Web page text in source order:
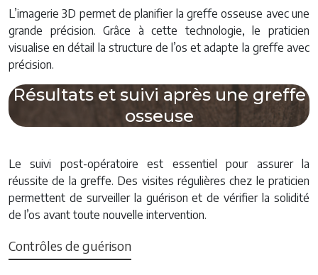
L’imagerie 3D permet de planifier la greffe osseuse avec une
grande précision. Grâce à cette technologie, le praticien
visualise en détail la structure de l’os et adapte la greffe avec
précision.
Résultats et suivi après une greffe
osseuse
Le suivi post-opératoire est essentiel pour assurer la
réussite de la greffe. Des visites régulières chez le praticien
permettent de surveiller la guérison et de vérifier la solidité
de l’os avant toute nouvelle intervention.
Contrôles de guérison